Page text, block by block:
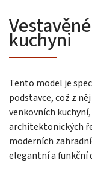
kuchyni
Tento model je
podstavce, což z
venkovních
architektonických
moderních
elegantní a funkční